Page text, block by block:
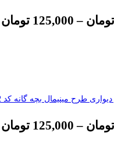
تومان –
125,000 تومان
طرح مینیمال بچه گانه کد 2672
تومان –
125,000 تومان